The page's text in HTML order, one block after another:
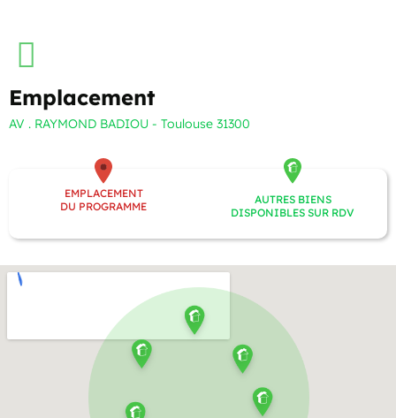
Emplacement
AV . RAYMOND BADIOU - Toulouse 31300
EMPLACEMENT
DU PROGRAMME
AUTRES BIENS
DISPONIBLES SUR RDV